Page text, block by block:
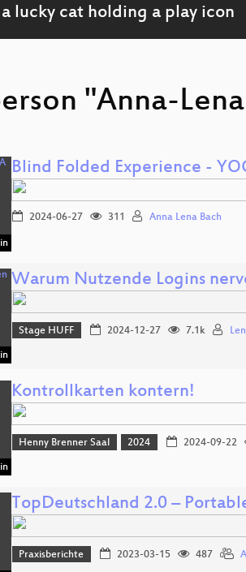
"Anna-
Blind Folded Experience -
2024-06-27 311 Anna Lena Bach
Warum Nutzende Logins
Stage HUFF 2024-12-27 7.1k
Kontrollkarten kontern!
Henny Brenner Saal 2024 2024-09-22
TopDeutschland 2.0 –
Praxisberichte 2023-03-15 487